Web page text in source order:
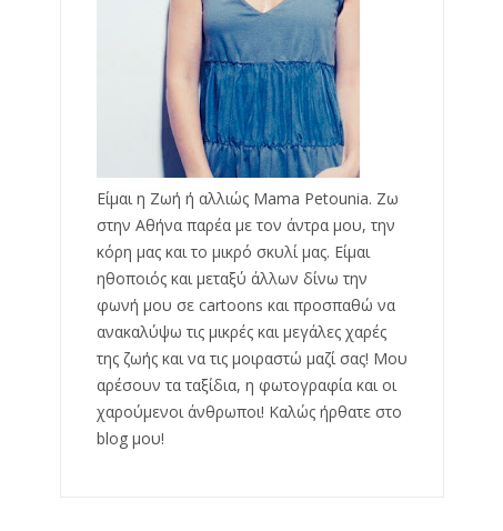
Είμαι η Ζωή ή αλλιώς Mama Petounia. Ζω
στην Αθήνα παρέα με τον άντρα μου, την
κόρη μας και το μικρό σκυλί μας. Είμαι
ηθοποιός και μεταξύ άλλων δίνω την
φωνή μου σε cartoons και προσπαθώ να
ανακαλύψω τις μικρές και μεγάλες χαρές
της ζωής και να τις μοιραστώ μαζί σας! Μου
αρέσουν τα ταξίδια, η φωτογραφία και οι
χαρούμενοι άνθρωποι! Καλώς ήρθατε στο
blog μου!